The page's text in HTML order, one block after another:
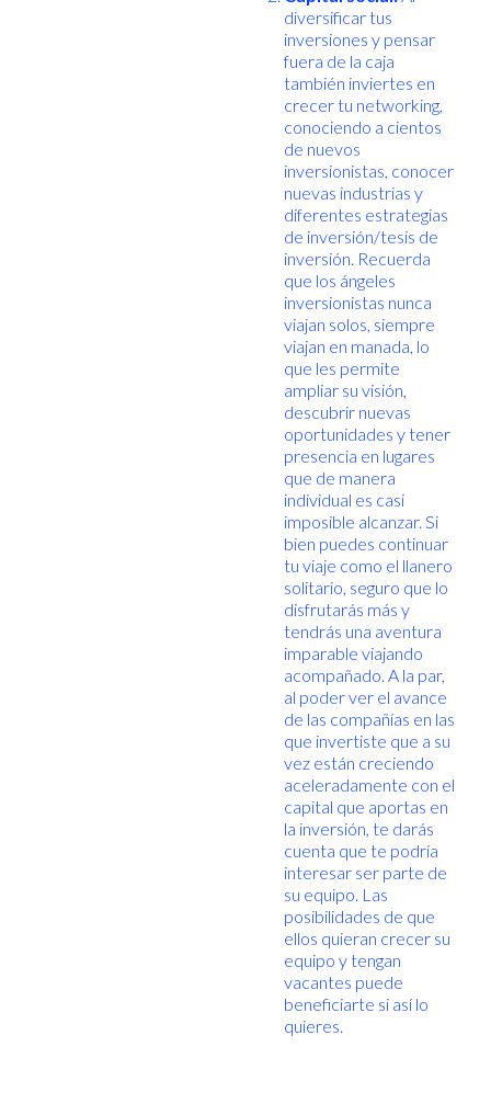
diversificar tus
inversiones y pensar
fuera de la caja
también inviertes en
crecer tu networking,
conociendo a cientos
de nuevos
inversionistas, conocer
nuevas industrias y
diferentes estrategias
de inversión/tesis de
inversión. Recuerda
que los ángeles
inversionistas nunca
viajan solos, siempre
viajan en manada, lo
que les permite
ampliar su visión,
descubrir nuevas
oportunidades y tener
presencia en lugares
que de manera
individual es casi
imposible alcanzar. Si
bien puedes continuar
tu viaje como el llanero
solitario, seguro que lo
disfrutarás más y
tendrás una aventura
imparable viajando
acompañado. A la par,
al poder ver el avance
de las compañías en las
que invertiste que a su
vez están creciendo
aceleradamente con el
capital que aportas en
la inversión, te darás
cuenta que te podría
interesar ser parte de
su equipo. Las
posibilidades de que
ellos quieran crecer su
equipo y tengan
vacantes puede
beneficiarte si así lo
quieres.